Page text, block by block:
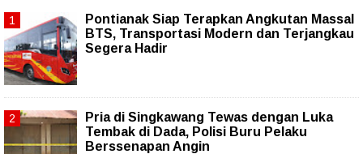
Pontianak Siap Terapkan Angkutan Massal
BTS, Transportasi Modern dan Terjangkau
Segera Hadir
Pria di Singkawang Tewas dengan Luka
Tembak di Dada, Polisi Buru Pelaku
Berssenapan Angin